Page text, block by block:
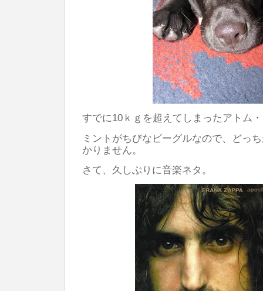
すでに10ｋｇを超えてしまったアトム
ミントがちびなビーグルなので、どっ
かりません。
さて、久しぶりに音楽ネタ。